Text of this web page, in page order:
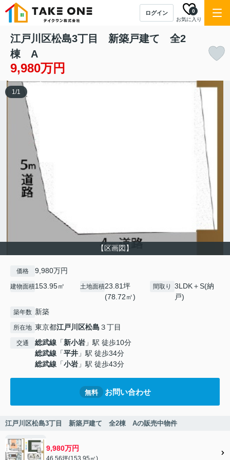
ログイン
お気に入り
0
江戸川区松島3丁目 新築戸建て 全2
棟 A
9,980万円
【区画図】
1/1
価格 9,980万円
建物面積153.95㎡ 土地面積23.81坪
(78.72㎡)
間取り
3LDK＋S(納
戸)
築年数 新築
所在地 東京都江戸川区松島 ３丁目
交通 総武線 「新小岩 」駅 徒歩10分
総武線 「平井 」駅 徒歩34分
総武線 「小岩 」駅 徒歩43分
無料 お問い合わせ
江戸川区松島3丁目 新築戸建て 全2棟 Aの販売中物件
9,980万円
46.56坪(153.95㎡)